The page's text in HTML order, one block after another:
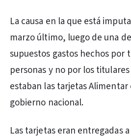
La causa en la que está
marzo último, luego de una
supuestos gastos hechos por
personas y no por los
estaban las tarjetas
gobierno nacional.
Las tarjetas eran entregadas